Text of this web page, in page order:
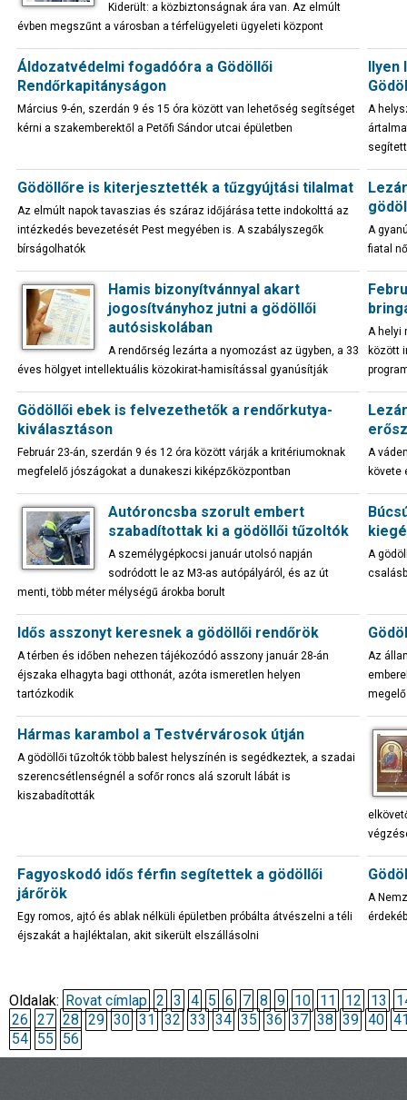
Kiderült: a közbiztonságnak ára van. Az elmúlt
évben megszűnt a városban a térfelügyeleti ügyeleti központ
Áldozatvédelmi fogadóóra a Gödöllői
Rendőrkapitányságon
Március 9-én, szerdán 9 és 15 óra között van lehetőség segítséget
kérni a szakemberektől a Petőfi Sándor utcai épületben
Ilyen
A
Gödöllőre is kiterjesztették a tűzgyújtási tilalmat
Az elmúlt napok tavaszias és száraz időjárása tette indokolttá az
intézkedés bevezetését Pest megyében is. A szabályszegők
bírságolhatók
A
fiatal
Hamis bizonyítvánnyal akart
jogosítványhoz jutni a gödöllői
autósiskolában
A rendőrség lezárta a nyomozást az ügyben, a 33
éves hölgyet intellektuális közokirat-hamisítással gyanúsítják
A helyi
között
Gödöllői ebek is felvezethetők a rendőrkutya-
kiválasztáson
Február 23-án, szerdán 9 és 12 óra között várják a kritériumoknak
megfelelő jószágokat a dunakeszi kiképzőközpontban
A
követe
Autóroncsba szorult embert
szabadítottak ki a gödöllői tűzoltók
A személygépkocsi január utolsó napján
sodródott le az M3-as autópályáról, és az út
menti, több méter mélységű árokba borult
A
Idős asszonyt keresnek a gödöllői rendőrök
A térben és időben nehezen tájékozódó asszony január 28-án
éjszaka elhagyta bagi otthonát, azóta ismeretlen helyen
tartózkodik
Az
Hármas karambol a Testvérvárosok útján
A gödöllői tűzoltók több balest helyszínén is segédkeztek, a szadai
szerencsétlenségnél a sofőr roncs alá szorult lábát is
kiszabadították
Fagyoskodó idős férfin segítettek a gödöllői
járőrök
Egy romos, ajtó és ablak nélküli épületben próbálta átvészelni a téli
éjszakát a hajléktalan, akit sikerült elszállásolni
A
Oldalak: Rovat címlap 2 3 4 5 6 7 8 9 10 11 12 13
26 27 28 29 30 31 32 33 34 35 36 37 38 39 40
54 55 56